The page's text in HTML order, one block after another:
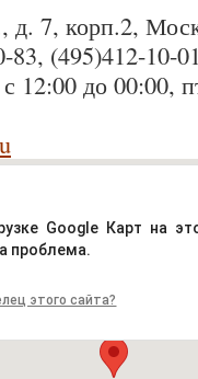
д. 7, корп.2,
83, (495)412-10-
12:00 до 00:00,
Google Карт на
проблема.
этого сайта?